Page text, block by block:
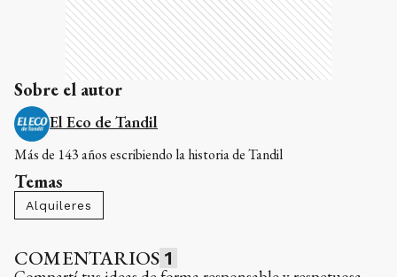
Sobre el autor
El Eco de Tandil
Más de 143 años escribiendo la historia de Tandil
Temas
Alquileres
COMENTARIOS 1